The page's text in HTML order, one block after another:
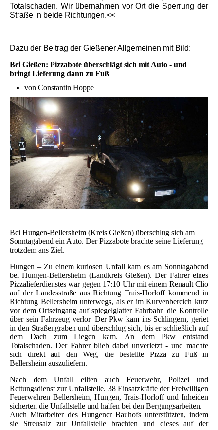
Totalschaden. Wir übernahmen vor Ort die Sperrung der
Straße in beide Richtungen.<<
Dazu der Beitrag der Gießener Allgemeinen mit Bild:
Bei Gießen: Pizzabote überschlägt sich mit Auto - und
bringt Lieferung dann zu Fuß
von Constantin Hoppe
Bei Hungen-Bellersheim (Kreis Gießen) überschlug sich am
Sonntagabend ein Auto. Der Pizzabote brachte seine Lieferung
trotzdem ans Ziel.
Hungen – Zu einem kuriosen Unfall kam es am Sonntagabend
bei Hungen-Bellersheim (Landkreis Gießen). Der Fahrer eines
Pizzalieferdienstes war gegen 17:10 Uhr mit einem Renault Clio
auf der Landesstraße aus Richtung Trais-Horloff kommend in
Richtung Bellersheim unterwegs, als er im Kurvenbereich kurz
vor dem Ortseingang auf spiegelglatter Fahrbahn die Kontrolle
über sein Fahrzeug verlor. Der Pkw kam ins Schlingern, geriet
in den Straßengraben und überschlug sich, bis er schließlich auf
dem Dach zum Liegen kam. An dem Pkw entstand
Totalschaden. Der Fahrer blieb dabei unverletzt - und machte
sich direkt auf den Weg, die bestellte Pizza zu Fuß in
Bellersheim auszuliefern.
Nach dem Unfall eilten auch Feuerwehr, Polizei und
Rettungsdienst zur Unfallstelle. 38 Einsatzkräfte der Freiwilligen
Feuerwehren Bellersheim, Hungen, Trais-Horloff und Inheiden
sicherten die Unfallstelle und halfen bei den Bergungsarbeiten.
Auch Mitarbeiter des Hungener Bauhofs unterstützten, indem
sie Streusalz zur Unfallstelle brachten und dieses auf der